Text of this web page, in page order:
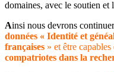
domaines, avec le soutien et
Ainsi nous devrons
données « Identité et
françaises » et être capables
compatriotes dans la